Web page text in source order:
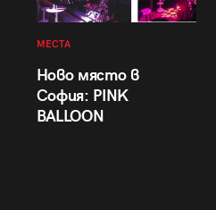
МЕСТА
Ново място в
София: PINK
BALLOON